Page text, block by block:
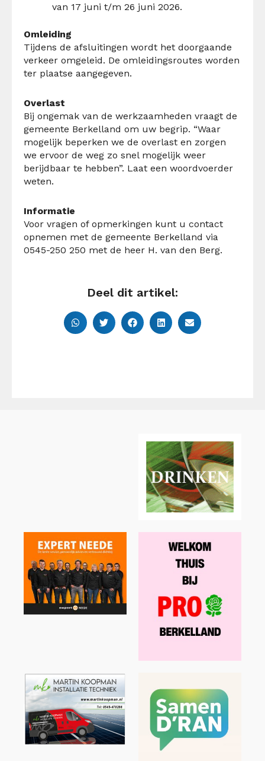
van 17 juni t/m 26 juni 2026.
Omleiding
Tijdens de afsluitingen wordt het doorgaande
verkeer omgeleid. De omleidingsroutes worden
ter plaatse aangegeven.
Overlast
Bij ongemak van de werkzaamheden vraagt de
gemeente Berkelland om uw begrip. “Waar
mogelijk beperken we de overlast en zorgen
we ervoor de weg zo snel mogelijk weer
berijdbaar te hebben”. Laat een woordvoerder
weten.
Informatie
Voor vragen of opmerkingen kunt u contact
opnemen met de gemeente Berkelland via
0545-250 250 met de heer H. van den Berg.
Deel dit artikel: